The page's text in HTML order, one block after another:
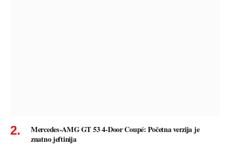
Mercedes-AMG GT 53 4-Door Coupé: Početna verzija je
znatno jeftinija